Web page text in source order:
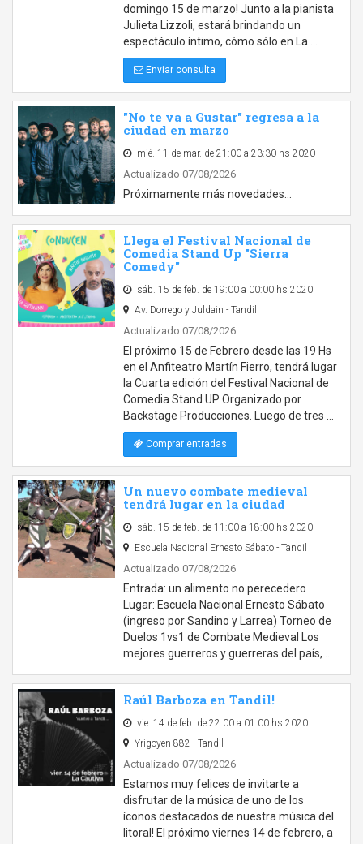
domingo 15 de marzo! Junto a la pianista
Julieta Lizzoli, estará brindando un
espectáculo íntimo, cómo sólo en La …
Enviar consulta
"No te va a Gustar" regresa a la
ciudad en marzo
mié. 11 de mar. de 21:00 a 23:30 hs 2020
Actualizado 07/08/2026
Próximamente más novedades...
Llega el Festival Nacional de
Comedia Stand Up "Sierra
Comedy"
sáb. 15 de feb. de 19:00 a 00:00 hs 2020
Av. Dorrego y Juldain - Tandil
Actualizado 07/08/2026
El próximo 15 de Febrero desde las 19 Hs
en el Anfiteatro Martín Fierro, tendrá lugar
la Cuarta edición del Festival Nacional de
Comedia Stand UP Organizado por
Backstage Producciones. Luego de tres …
Comprar entradas
Un nuevo combate medieval
tendrá lugar en la ciudad
sáb. 15 de feb. de 11:00 a 18:00 hs 2020
Escuela Nacional Ernesto Sábato - Tandil
Actualizado 07/08/2026
Entrada: un alimento no perecedero
Lugar: Escuela Nacional Ernesto Sábato
(ingreso por Sandino y Larrea) Torneo de
Duelos 1vs1 de Combate Medieval Los
mejores guerreros y guerreras del país, …
Raúl Barboza en Tandil!
vie. 14 de feb. de 22:00 a 01:00 hs 2020
Yrigoyen 882 - Tandil
Actualizado 07/08/2026
Estamos muy felices de invitarte a
disfrutar de la música de uno de los
íconos destacados de nuestra música del
litoral! El próximo viernes 14 de febrero, a